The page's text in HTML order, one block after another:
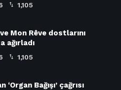
1,105
Mon Rêve dostlarını
ağırladı
1,105
Bağışı’ çağrısı